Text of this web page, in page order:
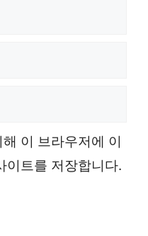
이 브라우저에 이
이트를 저장합니다.